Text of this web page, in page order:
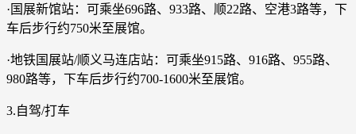
·国展新馆站：可乘坐696路、933路、顺22路、空港3路等，下
车后步行约750米至展馆。
·地铁国展站/顺义马连店站：可乘坐915路、916路、955路、
980路等，下车后步行约700-1600米至展馆。
3.自驾/打车